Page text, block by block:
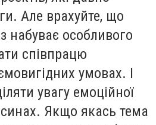
Але врахуйте, що
набуває особливого
спiвпрацю
умовах. I
увагу емоцiйної
Якщо якась тема